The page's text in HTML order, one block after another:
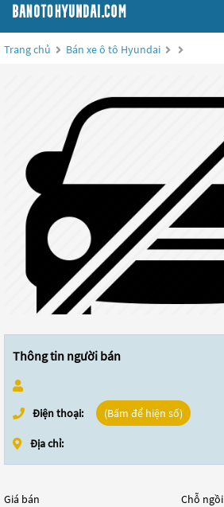
Trang chủ Bán xe ô tô Hyundai
Thông tin người bán
Điện thoại: (Bấm để hiện số)
Địa chỉ:
Giá bán Chỗ ngồi